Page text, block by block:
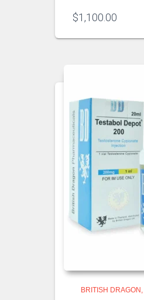
$1,100.00
BRITISH DRAGON